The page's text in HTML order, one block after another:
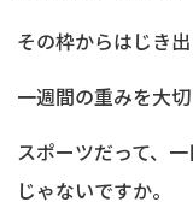
その枠からはじき
一週間の重みを大切
スポーツだって、
じゃないですか。